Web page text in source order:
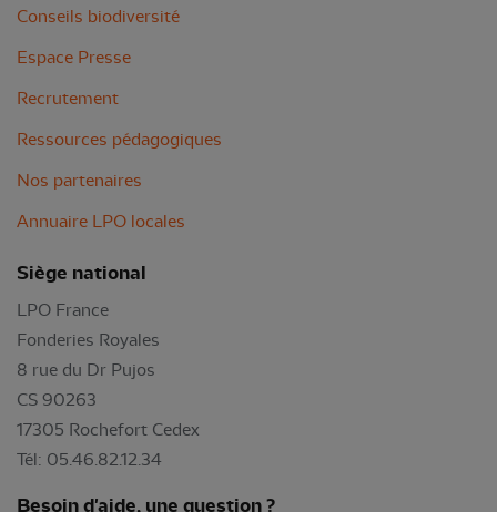
Conseils biodiversité
Espace Presse
Recrutement
Ressources pédagogiques
Nos partenaires
Annuaire LPO locales
Siège national
LPO France
Fonderies Royales
8 rue du Dr Pujos
CS 90263
17305 Rochefort Cedex
Tél: 05.46.82.12.34
Besoin d'aide, une question ?